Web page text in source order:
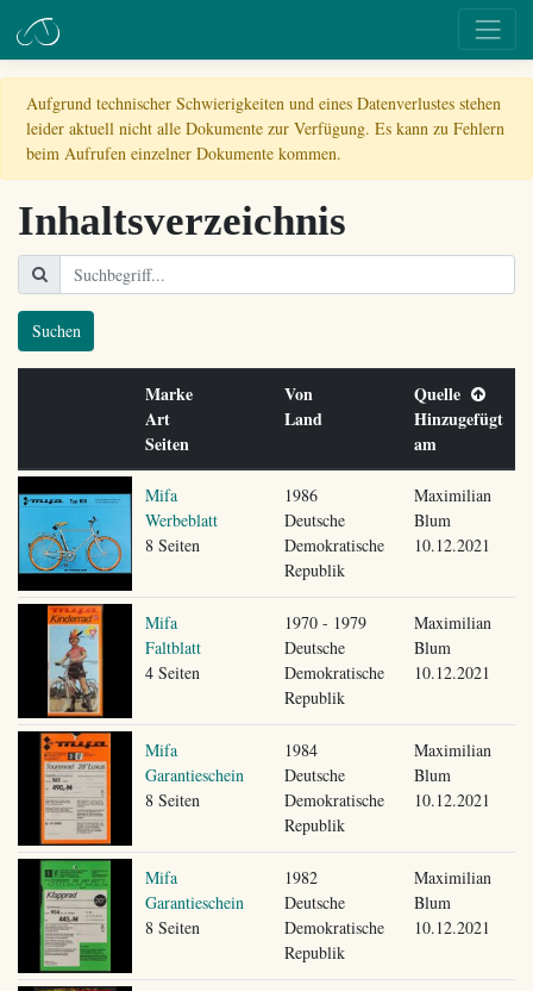
Aufgrund technischer Schwierigkeiten und eines Datenverlustes stehen
leider aktuell nicht alle Dokumente zur Verfügung. Es kann zu Fehlern
beim Aufrufen einzelner Dokumente kommen.
Inhaltsverzeichnis
Suchen
Marke
Art
Seiten
Von
Land
Quelle
Hinzugefügt
am
Mifa
Werbeblatt
8 Seiten
1986
Deutsche
Demokratische
Republik
Maximilian
Blum
10.12.2021
Mifa
Faltblatt
4 Seiten
1970 - 1979
Deutsche
Demokratische
Republik
Maximilian
Blum
10.12.2021
Mifa
Garantieschein
8 Seiten
1984
Deutsche
Demokratische
Republik
Maximilian
Blum
10.12.2021
Mifa
Garantieschein
8 Seiten
1982
Deutsche
Demokratische
Republik
Maximilian
Blum
10.12.2021